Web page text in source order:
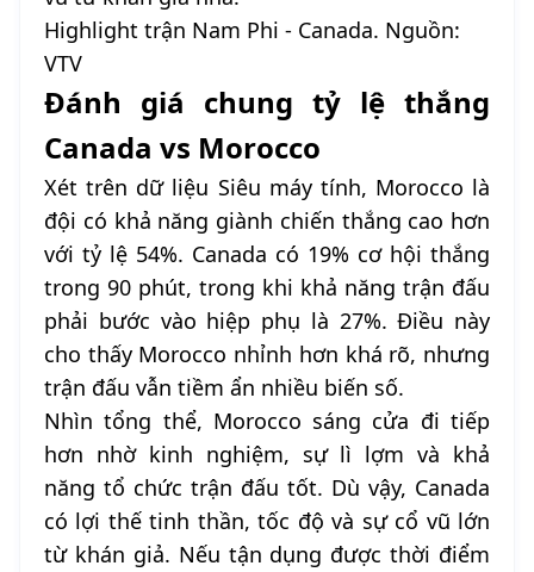
Highlight trận Nam Phi - Canada. Nguồn:
VTV
Đánh giá chung tỷ lệ thắng
Canada vs Morocco
Xét trên dữ liệu Siêu máy tính, Morocco là
đội có khả năng giành chiến thắng cao hơn
với tỷ lệ 54%. Canada có 19% cơ hội thắng
trong 90 phút, trong khi khả năng trận đấu
phải bước vào hiệp phụ là 27%. Điều này
cho thấy Morocco nhỉnh hơn khá rõ, nhưng
trận đấu vẫn tiềm ẩn nhiều biến số.
Nhìn tổng thể, Morocco sáng cửa đi tiếp
hơn nhờ kinh nghiệm, sự lì lợm và khả
năng tổ chức trận đấu tốt. Dù vậy, Canada
có lợi thế tinh thần, tốc độ và sự cổ vũ lớn
từ khán giả. Nếu tận dụng được thời điểm